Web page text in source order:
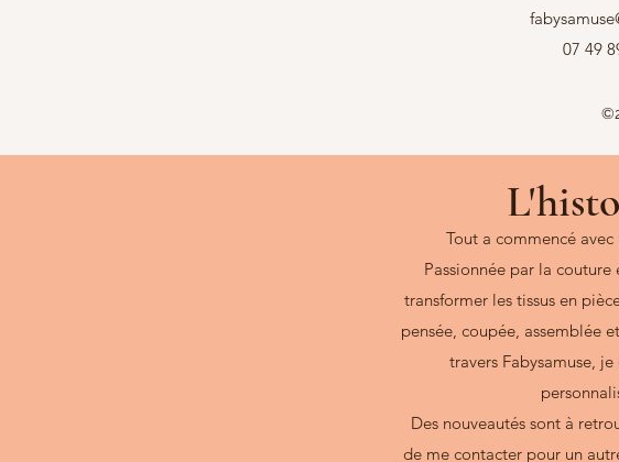
07 49
Tout a commencé
Passionnée par la
transformer les tissus en
pensée, coupée, assemblée
travers Fabysamuse,
Des nouveautés sont à
de me contacter pour un